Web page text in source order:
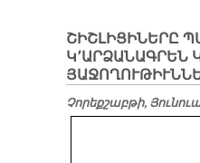
ՇԻՇԼԻՑԻՆԵՐԸ
Կ՚ԱՐՁԱՆԱԳՐԵՆ
Չորեքշաբթի,